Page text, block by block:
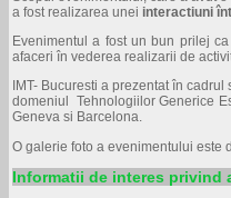
a fost realizarea unei interactiuni
Evenimentul a fost un bun prilej
afaceri în vederea realizarii de
IMT- Bucuresti a prezentat în
domeniul Tehnologiilor Generice
Geneva si Barcelona.
O galerie foto a evenimentului este
Informatii de interes privind